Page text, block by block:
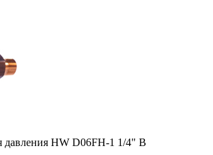
HW D06FH-1 1/4" B